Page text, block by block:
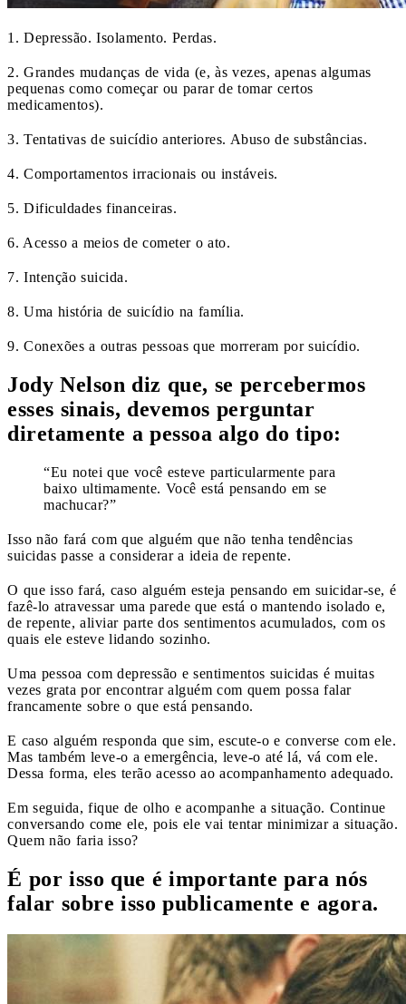
1. Depressão. Isolamento. Perdas.
2. Grandes mudanças de vida (e, às vezes, apenas algumas
pequenas como começar ou parar de tomar certos
medicamentos).
3. Tentativas de suicídio anteriores. Abuso de substâncias.
4. Comportamentos irracionais ou instáveis.
5. Dificuldades financeiras.
6. Acesso a meios de cometer o ato.
7. Intenção suicida.
8. Uma história de suicídio na família.
9. Conexões a outras pessoas que morreram por suicídio.
Jody Nelson diz que, se percebermos
esses sinais, devemos perguntar
diretamente a pessoa algo do tipo:
“Eu notei que você esteve particularmente para
baixo ultimamente. Você está pensando em se
machucar?”
Isso não fará com que alguém que não tenha tendências
suicidas passe a considerar a ideia de repente.
O que isso fará, caso alguém esteja pensando em suicidar-se, é
fazê-lo atravessar uma parede que está o mantendo isolado e,
de repente, aliviar parte dos sentimentos acumulados, com os
quais ele esteve lidando sozinho.
Uma pessoa com depressão e sentimentos suicidas é muitas
vezes grata por encontrar alguém com quem possa falar
francamente sobre o que está pensando.
E caso alguém responda que sim, escute-o e converse com ele.
Mas também leve-o a emergência, leve-o até lá, vá com ele.
Dessa forma, eles terão acesso ao acompanhamento adequado.
Em seguida, fique de olho e acompanhe a situação. Continue
conversando come ele, pois ele vai tentar minimizar a situação.
Quem não faria isso?
É por isso que é importante para nós
falar sobre isso publicamente e agora.